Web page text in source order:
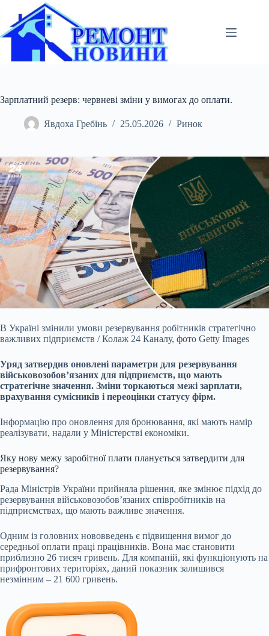
вмісту
Зарплатний резерв: червневі зміни у вимогах до оплати.
Явдоха Гребінь 25.05.2026 Ринок
В Україні змінили умови резервування робітників стратегічно
важливих підприємств / Колаж 24 Каналу, фото Getty Images
Уряд затвердив оновлені параметри для резервування
військовозобов’язаних для підприємств, що мають
стратегічне значення. Зміни торкаються межі зарплати,
врахування сумісників і переоцінки статусу фірм.
Інформацію про оновлення для бронювання, які мають намір
реалізувати, надали у Міністерстві економіки.
Яку нову межу заробітної плати планується затвердити для
резервування?
Рада Міністрів України прийняла рішення, яке змінює підхід до
резервування військовозобов’язаних співробітників на
підприємствах, що мають важливе значення.
Одним із головних нововведень є підвищення вимог до
середньої оплати праці працівників. Вона має становити
приблизно 26 тисяч гривень. Для компаній, які функціонують на
прифронтових територіях, даний показник залишився
незмінним – 21 600 гривень.